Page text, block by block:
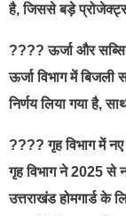
है, जिससे बड़े
???? ऊर्जा और
ऊर्जा विभाग में
निर्णय लिया गया है,
???? गृह विभाग में नए
गृह विभाग ने 2025 से
उत्तराखंड होमगार्ड के